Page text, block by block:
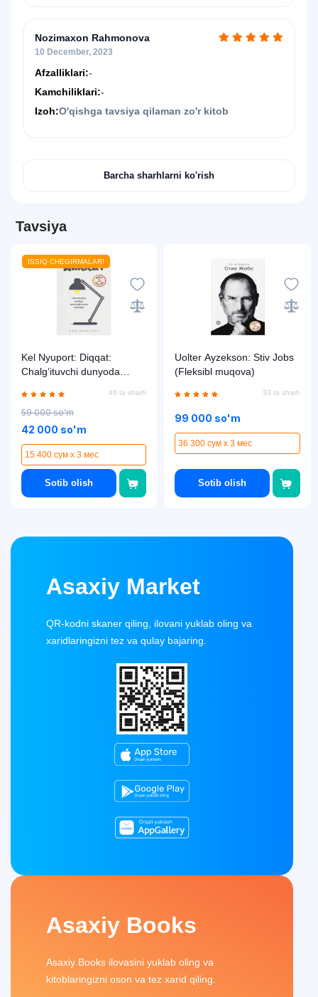
Nozimaxon Rahmonova
10 December, 2023
Afzalliklari:-
Kamchiliklari:-
Izoh:O'qishga tavsiya qilaman zo'r kitob
Barcha sharhlarni ko'rish
Tavsiya
ISSIQ CHEGIRMALAR!
Kel Nyuport: Diqqat:
Chalg‘ituvchi dunyoda
46 ta sharh
59 000 so'm
42 000 so'm
15 400 сум x 3 мес
Sotib olish
Uolter Ayzekson: Stiv Jobs
(Fleksibl muqova)
33 ta sharh
99 000 so'm
36 300 сум x 3 мес
Sotib olish
Asaxiy Market
QR-kodni skaner qiling, ilovani yuklab oling va
xaridlaringizni tez va qulay bajaring.
Asaxiy Books
Asaxiy Books ilovasini yuklab oling va
kitoblaringizni oson va tez xarid qiling.